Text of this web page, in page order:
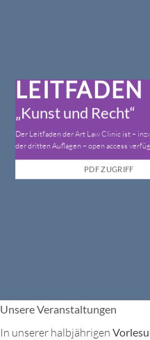
LEITFADEN
„Kunst und Recht“
Der Leitfaden der Art Law Clinic ist –
der dritten Auflagen – open access
PDF ZUGRIFF
Unsere Veranstaltungen
In unserer halbjährigen